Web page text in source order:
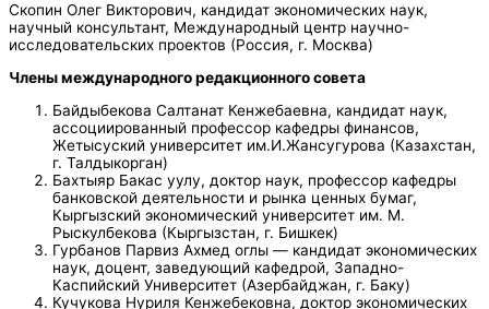
Скопин Олег Викторович, кандидат экономических наук,
научный консультант, Международный центр научно-
исследовательских проектов (Россия, г. Москва)
Члены международного редакционного совета
Байдыбекова Салтанат Кенжебаевна, кандидат наук,
ассоциированный профессор кафедры финансов,
Жетысуский университет им.И.Жансугурова (Казахстан,
г. Талдыкорган)
Бахтыяр Бакас уулу, доктор наук, профессор кафедры
банковской деятельности и рынка ценных бумаг,
Кыргызский экономический университет им. М.
Рыскулбекова (Кыргызстан, г. Бишкек)
Гурбанов Парвиз Ахмед оглы — кандидат экономических
наук, доцент, заведующий кафедрой, Западно-
Каспийский Университет (Азербайджан, г. Баку)
Кучукова Нуриля Кенжебековна, доктор экономических